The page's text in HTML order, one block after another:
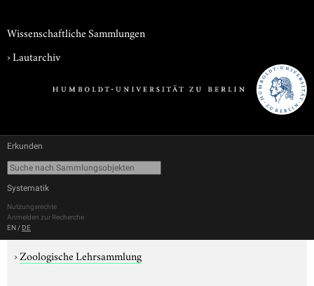
Wissenschaftliche Sammlungen
›Lautarchiv
Erkunden
Systematik
Nutzungsrechte
Anmelden zur Recherche
EN / DE
›Zoologische Lehrsammlung